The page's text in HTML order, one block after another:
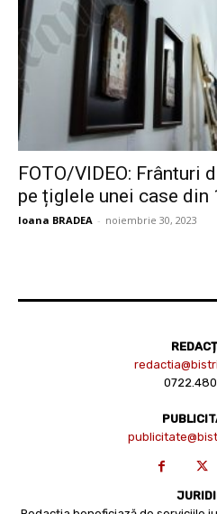
FOTO/VIDEO: Frânturi
pe țiglele unei case din
Ioana BRADEA - noiembrie 30, 2023